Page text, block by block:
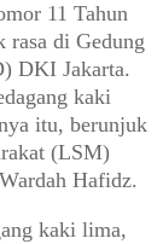
11 Tahun
rasa di Gedung
DKI Jakarta.
kaki
itu, berunjuk
(LSM)
Hafidz.
kaki lima,